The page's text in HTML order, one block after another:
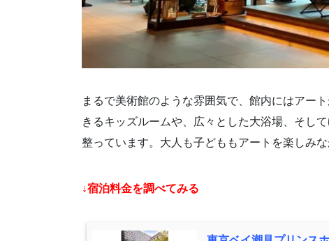
まるで美術館のような雰囲気で、館内にはアー
きるキッズルームや、広々とした大浴場、そし
整っています。大人も子どももアートを楽しみ
↓宿泊料金を調べてみる